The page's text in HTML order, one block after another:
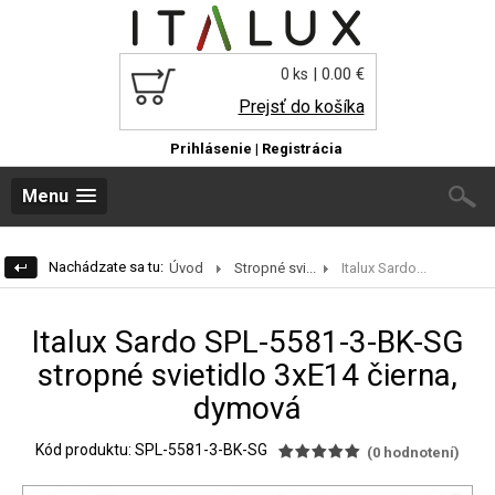
0 ks | 0.00 €
Prejsť do košíka
Prihlásenie | Registrácia
Menu
Nachádzate sa tu: Úvod Stropné svi... Italux Sardo...
Italux Sardo SPL-5581-3-BK-SG
stropné svietidlo 3xE14 čierna,
dymová
Kód produktu: SPL-5581-3-BK-SG (0 hodnotení)